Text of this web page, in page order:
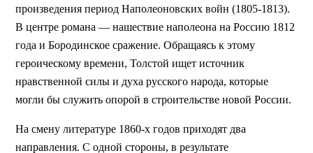
произведения период Наполеоновских войн (1805-1813).
В центре романа — нашествие наполеона на Россию 1812
года и Бородинское сражение. Обращаясь к этому
героическому времени, Толстой ищет источник
нравственной силы и духа русского народа, которые
могли бы служить опорой в строительстве новой России.
На смену литературе 1860-х годов приходят два
направления. С одной стороны, в результате